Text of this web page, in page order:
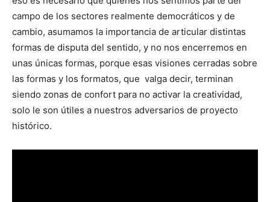
campo de los sectores realmente democráticos y de
cambio, asumamos la importancia de articular distintas
formas de disputa del sentido, y no nos encerremos en
unas únicas formas, porque esas visiones cerradas sobre
las formas y los formatos, que valga decir, terminan
siendo zonas de confort para no activar la creatividad,
solo le son útiles a nuestros adversarios de proyecto
histórico.